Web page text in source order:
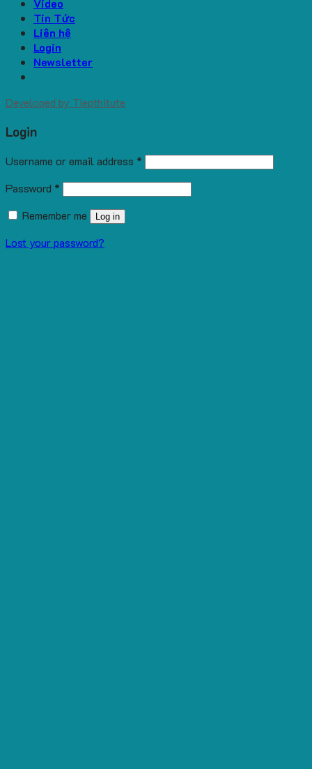
Video
Tin Tức
Liên hệ
Login
Newsletter
Developed by Tiepthitute
Login
Username or email address *
Password *
Remember me
Log in
Lost your password?